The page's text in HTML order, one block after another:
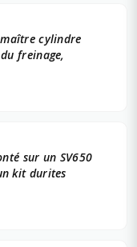
cylindre
freinage,
sur un SV650
kit durites